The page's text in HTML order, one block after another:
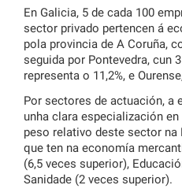
En Galicia, 5 de cada 100
sector privado pertencen á
pola provincia de A Coruña,
seguida por Pontevedra, cun
representa o 11,2%, e
Por sectores de actuación, a
unha clara especialización
peso relativo deste sector na
que ten na economía
(6,5 veces superior),
Sanidade (2 veces superior).